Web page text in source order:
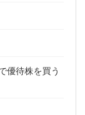
優待株を買う